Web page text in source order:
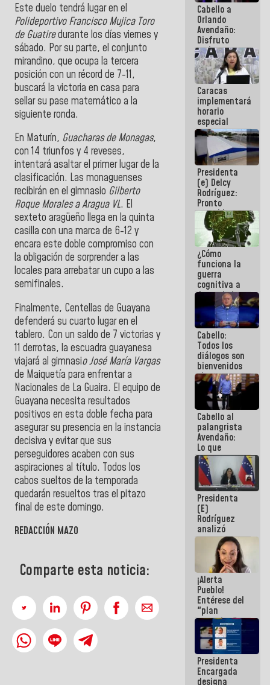
Este duelo tendrá lugar en el
Polideportivo Francisco Mujica Toro
de Guatiredurante los días viernes y
sábado. Por su parte, el conjunto
mirandino, que ocupa la tercera
posición con un récord de 7-11,
buscará la victoria en casa para
sellar su pase matemático a la
siguiente ronda.
En Maturín, Guacharas de Monagas,
con 14 triunfos y 4 reveses,
intentará asaltar el primer lugar de la
clasificación. Las monaguenses
recibirán en el gimnasio Gilberto
Roque Morales aAragua VL. El
sexteto aragüeño llega en la quinta
casilla con una marca de 6-12 y
encara este doble compromiso con
la obligación de sorprender a las
locales para arrebatar un cupo a las
semifinales.
Finalmente, Centellas de Guayana
defenderá su cuarto lugar en el
tablero. Con un saldo de 7 victorias y
11 derrotas, la escuadra guayanesa
viajará al gimnasio José María Vargas
de Maiquetía para enfrentar a
Nacionales de La Guaira. El equipo de
Guayana necesita resultados
positivos en esta doble fecha para
asegurar su presencia en la instancia
decisiva y evitar que sus
perseguidores acaben con sus
aspiraciones al título. Todos los
cabos sueltos de la temporada
quedarán resueltos tras el pitazo
final de este domingo.
REDACCIÓN MAZO
Comparte esta noticia:
Cabello a
Orlando
Avendaño:
Disfruto
cada vez
que escribes
porque lo
que haces
es
embarrarla
Caracas
implementará
horario
especial
para
adaptarse
al plan de
ahorro
energético
Presidenta
(e) Delcy
Rodríguez:
Pronto
restableceremos
las
operaciones
en el
Aeropuerto
Internacional
de
Maiquetía
¿Cómo
funciona la
guerra
cognitiva a
favor de la
narrativa
hegemónica?
(1)
Cabello:
Todos los
diálogos son
bienvenidos
siempre que
estén en el
marco de la
Constitución
de la
República
Cabello al
palangrista
Avendaño:
Lo que
vayas a
escribir
hazlo hoy
por que no
sabemos si
la semana
que viene
hay
programa
Presidenta
(E)
Rodríguez
analizó
junto a
gobernadores
planes de
recuperación
del Sistema
Eléctrico
Nacional
¡Alerta
Pueblo!
Entérese del
"plan
enjambre"
de La Sayo
para
sabotear el
diálogo y
promover el
Presidenta
Encargada
designa